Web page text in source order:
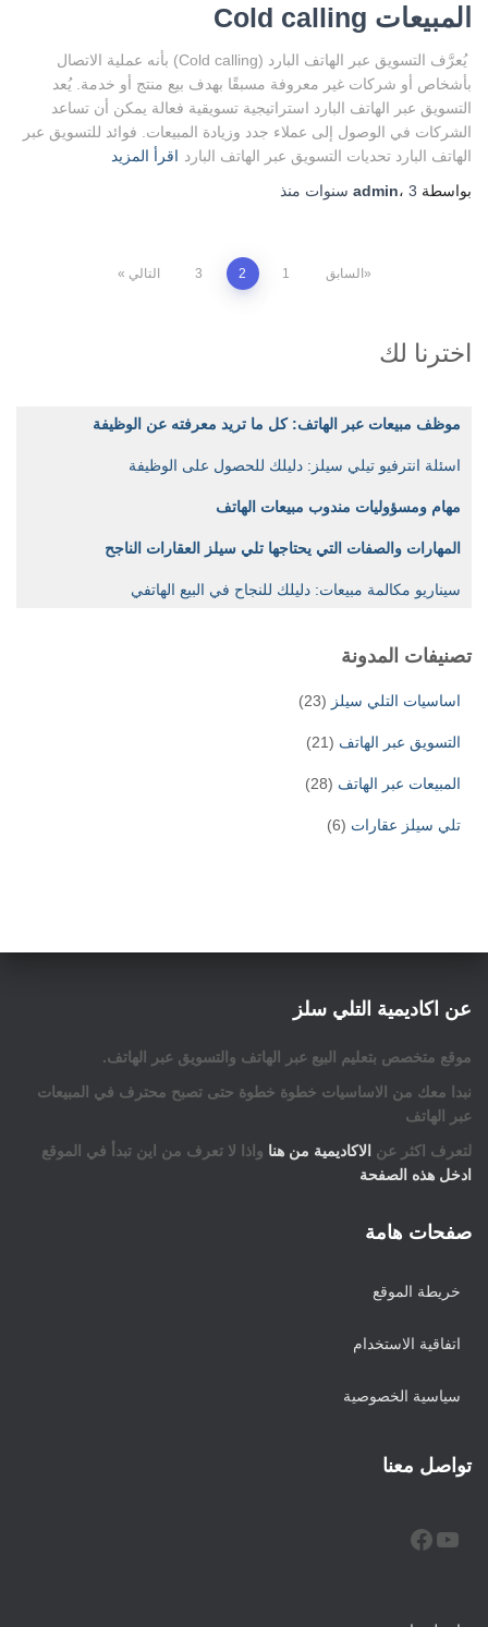
المبيعات Cold calling
يُعرَّف التسويق عبر الهاتف البارد (Cold calling) بأنه عملية الاتصال
بأشخاص أو شركات غير معروفة مسبقًا بهدف بيع منتج أو خدمة. يُعد
التسويق عبر الهاتف البارد استراتيجية تسويقية فعالة يمكن أن تساعد
الشركات في الوصول إلى عملاء جدد وزيادة المبيعات. فوائد للتسويق عبر
الهاتف البارد تحديات التسويق عبر الهاتف البارد اقرأ المزيد
بواسطة
admin، 3 سنوات منذ
السابق 1
2
3 التالي
اخترنا لك
موظف مبيعات عبر الهاتف: كل ما تريد معرفته عن الوظيفة
اسئلة انترفيو تيلي سيلز: دليلك للحصول على الوظيفة
مهام ومسؤوليات مندوب مبيعات الهاتف
المهارات والصفات التي يحتاجها تلي سيلز العقارات الناجح
سيناريو مكالمة مبيعات: دليلك للنجاح في البيع الهاتفي
تصنيفات المدونة
اساسيات التلي سيلز (23)
التسويق عبر الهاتف (21)
المبيعات عبر الهاتف (28)
تلي سيلز عقارات (6)
عن اكاديمية التلي سلز
موقع متخصص بتعليم البيع عبر الهاتف والتسويق عبر الهاتف.
نبدا معك من الاساسيات خطوة خطوة حتى تصبح محترف في المبيعات
عبر الهاتف
لتعرف اكثر عن
الاكاديمية من هنا واذا لا تعرف من اين تبدأ في الموقع
ادخل هذه الصفحة
صفحات هامة
خريطة الموقع
اتفاقية الاستخدام
سياسية الخصوصية
تواصل معنا
YOUTUBE